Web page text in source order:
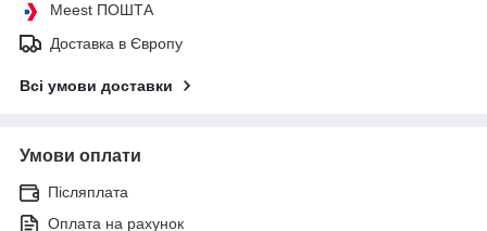
Meest ПОШТА
Доставка в Європу
Всі умови доставки
Умови оплати
Післяплата
Оплата на рахунок